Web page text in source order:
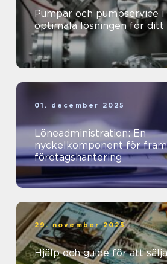
Pumpar och pumpservice i
optimala lösningen för ditt
01. december 2025
Löneadministration: En
nyckelkomponent för
företagshantering
29. november 2025
Hjälp och guide för att